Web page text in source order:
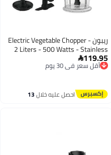
ريبون Electric Vegetable Chopper -
2 Liters - 500 Watts - Stainless
Steel - Black - RE-2-086-B 2 L
500 W RE-2-086-B black
119.95
أقل سعر في 30 يوم
توصيل مجاني
احصل عليه خلال13